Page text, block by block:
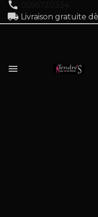
call
local_shipping Livraison gratuite
